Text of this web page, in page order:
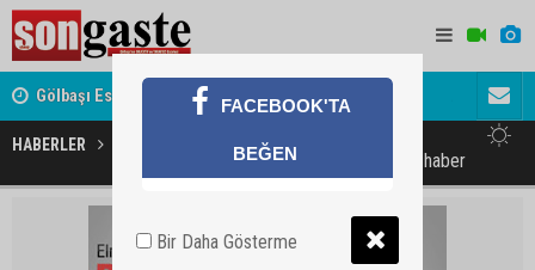
Gölbaşı Esnafının Sesi Ankara Kalkınma Ajansı'nda Avukat
akını
HABERLER
Elmander'den Galatasaray'a kötü haber
FACEBOOK'TA
BEĞEN
Bir Daha Gösterme